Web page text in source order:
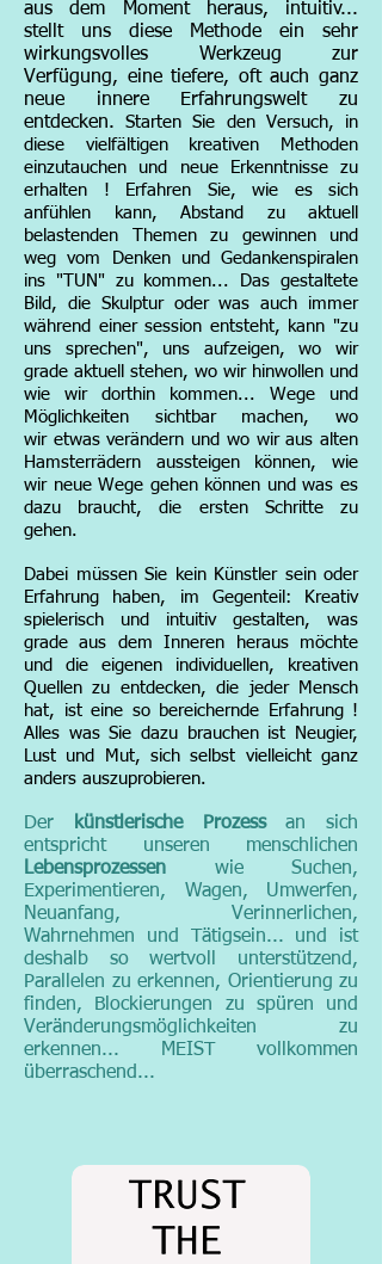
aus dem Moment heraus, intuitiv...
stellt uns diese Methode ein sehr
wirkungsvolles Werkzeug zur
Verfügung, eine tiefere, oft auch ganz
neue innere
Erfahrungswelt zu
entdecken.Starten Sie den Versuch, in
diese vielfältigen kreativen
Methoden
einzutauchen und neue Erkenntnisse zu
erhalten ! Erfahren Sie, wie es sich
anfühlen kann, Abstand zu aktuell
belastenden Themen zu gewinnen und
weg vom Denken und Gedankenspiralen
ins "TUN" zu kommen... Das gestaltete
Bild, d ie Skulptur oder was auch immer
während einer session entsteht, kann "zu
uns sprechen", uns aufzeigen, wo wir
grade aktuell stehen, wo wir hinwoll en und
wie wir dorthin kommen...
Wege und
Möglichkeiten sichtbar machen, wo
wir etwas verändern und wowirausalten
Hamsterrädern aussteigen können, wie
wir neue Wege gehen können undwas es
dazu braucht, die ersten Schritte zu
gehen.
Dabei müssen Sie kein Künstler sein oder
Erfahrung haben, im Gegenteil: Kreativ
spielerisch und intuitiv gestalten, was
grade aus dem Inneren heraus möchte
und die eigenen individuellen, kreativen
Quellen zu entdecken, die jeder Mensch
hat, ist eine so bereichernde Erfahrung !
Alles was Sie dazu brauchen ist Neugier,
Lust und Mut, sich selbst vielleicht ganz
anders auszuprobieren.
Der künstlerische Prozessan sich
entspricht unseren menschlichen
Lebensprozessen wie Suchen,
Experimentieren, Wagen, Umwerfen,
Neuanfang, Verinnerlichen,
Wahrnehmen und Tätigsein... und ist
deshalb so wertvoll unterstützend,
Parallelen zu erkennen, Orientierung zu
finden, Blockierungen zu spüren und
Veränderungsmöglichkeiten zu
erkennen... MEIST vollkommen
überraschend...